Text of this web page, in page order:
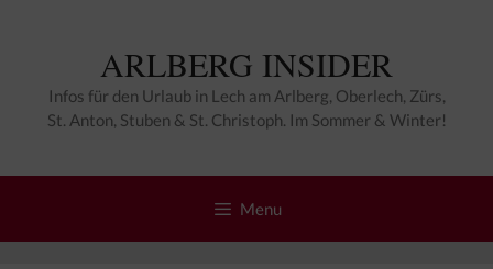
ARLBERG INSIDER
Infos für den Urlaub in Lech am Arlberg, Oberlech, Zürs,
St. Anton, Stuben & St. Christoph. Im Sommer & Winter!
Menu